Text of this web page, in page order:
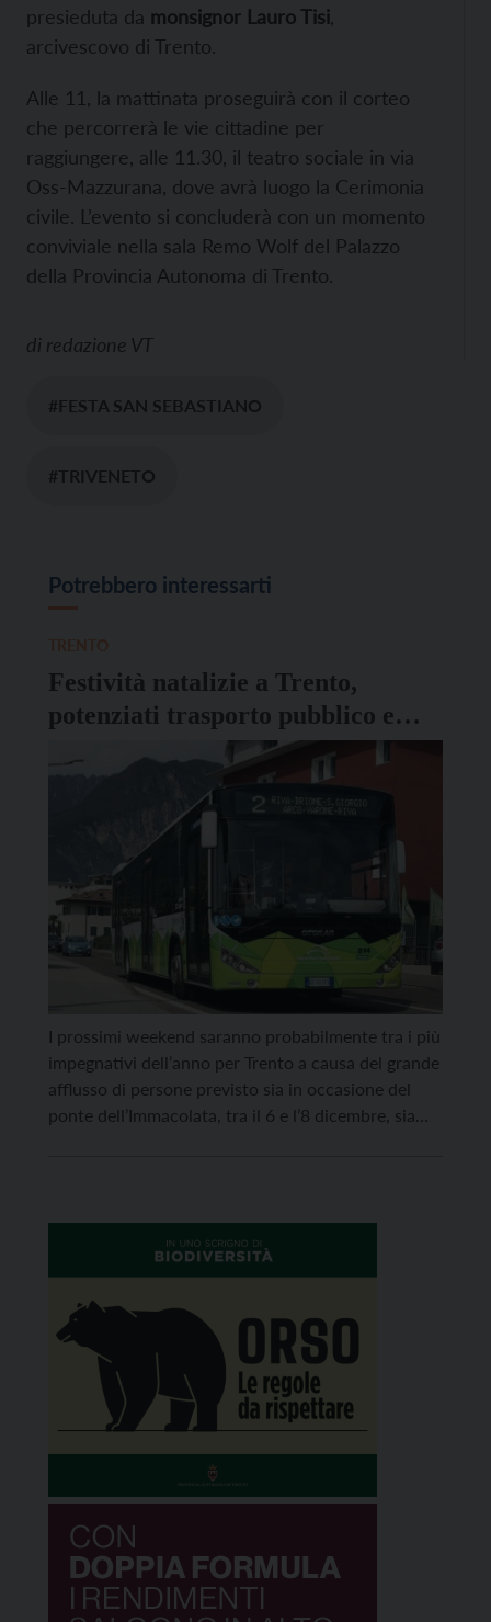
presieduta da monsignor Lauro Tisi
arcivescovo di Trento.
Alle 11, la mattinata proseguirà con il corteo
che percorrerà le vie cittadine per
raggiungere, alle 11.30, il teatro sociale in via
Oss-Mazzurana, dove avrà luogo la Cerimonia
civile. L’evento si concluderà con un momento
conviviale nella sala Remo Wolf del Palazzo
della Provincia Autonoma di Trento.
di redazione VT
#FESTA SAN SEBASTIANO
#TRIVENETO
Potrebbero interessarti
Festività natalizie a Trento,
potenziati trasporto pubblico e
navetta parcheggi
I prossimi weekend saranno probabilmente tra i più
impegnativi dell’anno per Trento a causa del grande
afflusso di persone previsto sia in occasione del
ponte dell’Immacolata, tra il 6 e l’8 dicembre, sia